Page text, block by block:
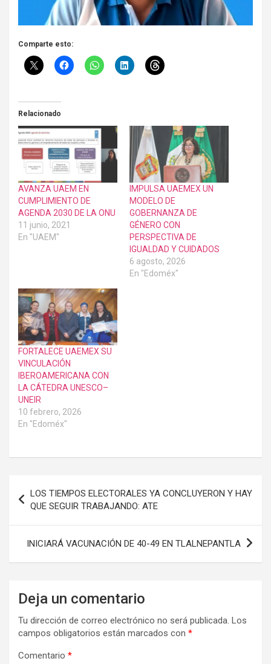
Comparte esto:
Relacionado
AVANZA UAEM EN
CUMPLIMIENTO DE
AGENDA 2030 DE LA ONU
11 junio, 2021
En "UAEM"
IMPULSA UAEMEX UN
MODELO DE
GOBERNANZA DE
GÉNERO CON
PERSPECTIVA DE
IGUALDAD Y CUIDADOS
6 agosto, 2026
En "Edoméx"
FORTALECE UAEMEX SU
VINCULACIÓN
IBEROAMERICANA CON
LA CÁTEDRA UNESCO–
UNEIR
10 febrero, 2026
En "Edoméx"
de
entradas
LOS TIEMPOS ELECTORALES YA CONCLUYERON Y HAY
QUE SEGUIR TRABAJANDO: ATE
INICIARÁ VACUNACIÓN DE 40-49 EN TLALNEPANTLA
Deja un comentario
Tu dirección de correo electrónico no será publicada. Los
campos obligatorios están marcados con *
Comentario *